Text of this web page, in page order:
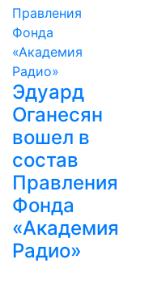
Эдуард
Оганесян
вошел в
состав
Правления
Фонда
«Академия
Радио»